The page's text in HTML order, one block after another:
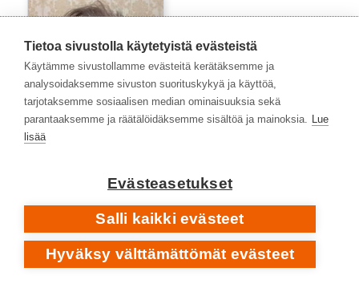
Tommi Viitamies
Tietoa sivustolla käytetyistä evästeistä
Käytämme sivustollamme evästeitä kerätäksemme ja
analysoidaksemme sivuston suorituskykyä ja käyttöä,
tarjotaksemme sosiaalisen median ominaisuuksia sekä
parantaaksemme ja räätälöidäksemme sisältöä ja mainoksia. Lue
lisää
Evästeasetukset
Salli kaikki evästeet
Hyväksy välttämättömät evästeet